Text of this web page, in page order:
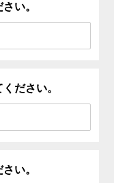
い。
ださい。
い。